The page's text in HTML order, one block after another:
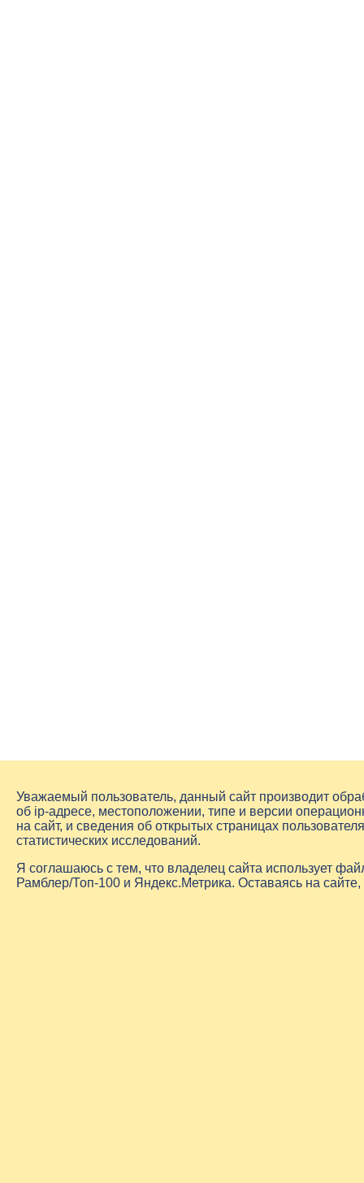
Уважаемый пользователь, данный сайт производит
об ip-адресе, местоположении, типе и версии
на сайт, и сведения об открытых страницах
статистических исследований.
Я соглашаюсь с тем, что владелец сайта использует
Рамблер/Топ-100 и Яндекс.Метрика. Оставаясь на